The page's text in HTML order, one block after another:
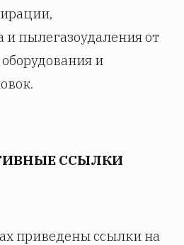
и пылегазоудаления от
и
ССЫЛКИ
приведены ссылки на